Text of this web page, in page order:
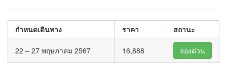
กำหนดเดินทาง ราคา สถานะ
22 – 27 พฤษภาคม 2567 16,888 จองด่วน